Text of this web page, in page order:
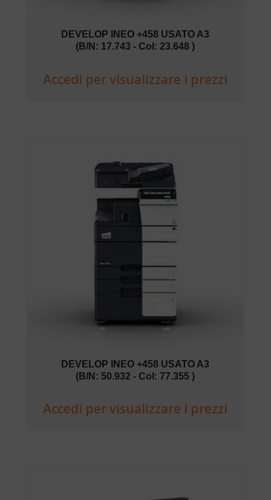
DEVELOP INEO +458 USATO A3
(B/N: 17.743 - Col: 23.648 )
Accedi per visualizzare i prezzi
DEVELOP INEO +458 USATO A3
(B/N: 50.932 - Col: 77.355 )
Accedi per visualizzare i prezzi